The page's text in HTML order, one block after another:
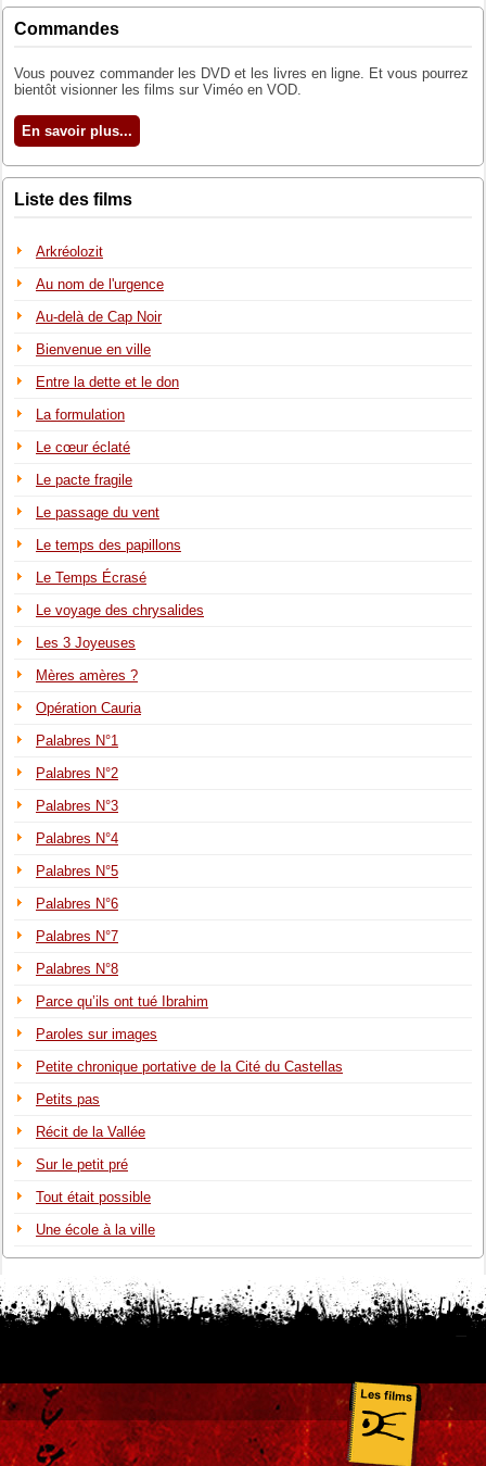
Commandes
Vous pouvez commander les DVD et les livres en ligne. Et vous pourrez
bientôt visionner les films sur Viméo en VOD.
En savoir plus...
Liste des films
Arkréolozit
Au nom de l'urgence
Au-delà de Cap Noir
Bienvenue en ville
Entre la dette et le don
La formulation
Le cœur éclaté
Le pacte fragile
Le passage du vent
Le temps des papillons
Le Temps Écrasé
Le voyage des chrysalides
Les 3 Joyeuses
Mères amères ?
Opération Cauria
Palabres N°1
Palabres N°2
Palabres N°3
Palabres N°4
Palabres N°5
Palabres N°6
Palabres N°7
Palabres N°8
Parce qu’ils ont tué Ibrahim
Paroles sur images
Petite chronique portative de la Cité du Castellas
Petits pas
Récit de la Vallée
Sur le petit pré
Tout était possible
Une école à la ville